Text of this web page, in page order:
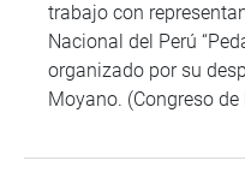
trabajo con
Nacional del Perú
organizado por su
Moyano. (Congreso